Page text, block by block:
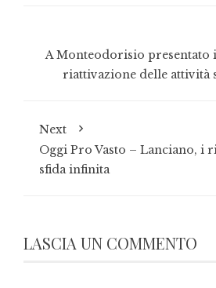
A Monteodorisio presentato
riattivazione delle attività
Next
Oggi Pro Vasto – Lanciano, i
sfida infinita
LASCIA UN COMMENTO